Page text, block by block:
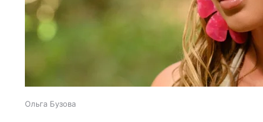
Ольга Бузова